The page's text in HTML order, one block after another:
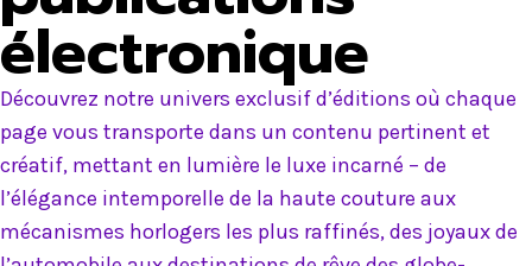
électronique
Découvrez notre univers exclusif d’éditions où chaque
page vous transporte dans un contenu pertinent et
créatif, mettant en lumière le luxe incarné – de
l’élégance intemporelle de la haute couture aux
mécanismes horlogers les plus raffinés, des joyaux de